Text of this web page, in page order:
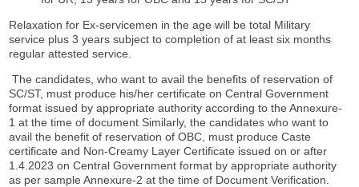
Relaxation for Ex-servicemen in the age will be total Military
service plus 3 years subject to completion of at least six months
regular attested service.
The candidates, who want to avail the benefits of reservation of
SC/ST, must produce his/her certificate on Central Government
format issued by appropriate authority according to the Annexure-
1 at the time of document Similarly, the candidates who want to
avail the benefit of reservation of OBC, must produce Caste
certificate and Non-Creamy Layer Certificate issued on or after
1.4.2023 on Central Government format by appropriate authority
as per sample Annexure-2 at the time of Document Verification.